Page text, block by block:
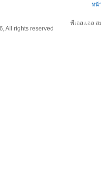
หน้
All rights reserved
พีเอสแอล ส